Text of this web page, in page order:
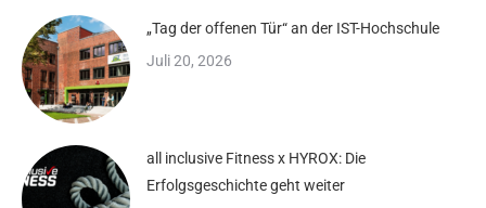
„Tag der offenen Tür“ an der IST-Hochschule
Juli 20, 2026
all inclusive Fitness x HYROX: Die
Erfolgsgeschichte geht weiter